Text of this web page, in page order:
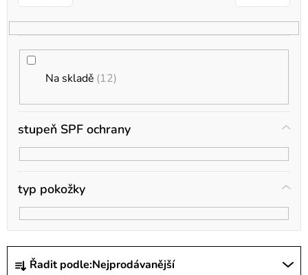
Ř
Řadit podle:Nejprodávanější
Na skladě 12
stupeň SPF ochrany
typ pokožky
o
d